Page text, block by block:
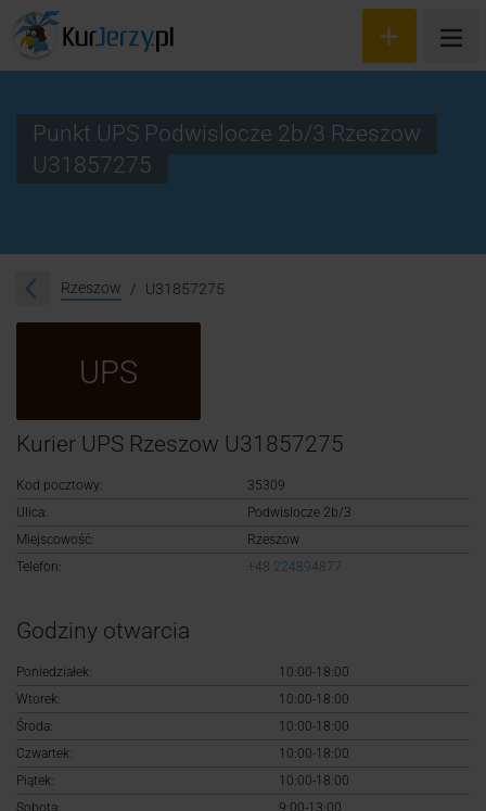
Śledzenie przesyłki
Logowanie
Punkt UPS Podwislocze 2b/3 Rzeszow
U31857275
Rzeszow U31857275
UPS
Kurier UPS Rzeszow U31857275
Kod pocztowy:
35309
Ulica:
Podwislocze 2b/3
Miejscowość:
Rzeszow
Telefon:
+48 224894877
Godziny otwarcia
Poniedziałek:
10:00-18:00
Wtorek:
10:00-18:00
Środa:
10:00-18:00
Czwartek:
10:00-18:00
Piątek:
10:00-18:00
Sobota:
9:00-13:00